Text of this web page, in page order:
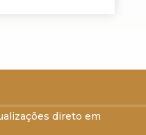
direto em